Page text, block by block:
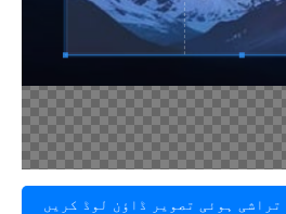
تراشی ہوئی تصویر ڈاؤن لوڈ کریں